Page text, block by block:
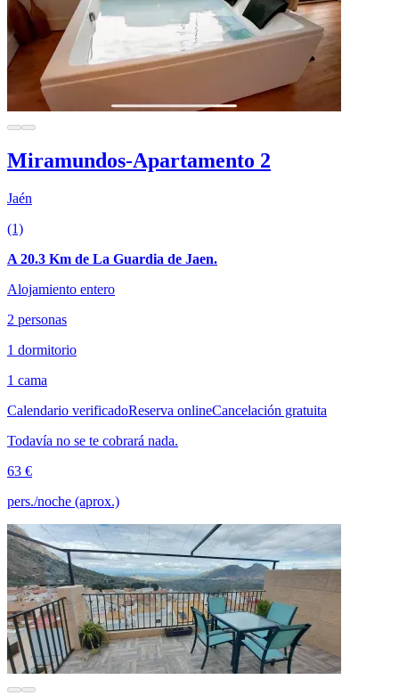
Miramundos-Apartamento 2
Jaén
(1)
A 20.3 Km de La Guardia de Jaen.
Alojamiento entero
2 personas
1 dormitorio
1 cama
Calendario verificadoReserva onlineCancelación gratuita
Todavía no se te cobrará nada.
63 €
pers./noche (aprox.)